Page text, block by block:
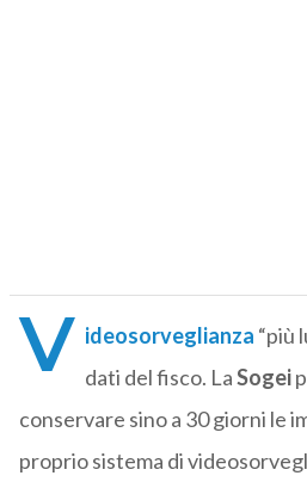
V ideosorveglianza “più
dati del fisco. LaSogei
conservare sino a 30 giorni le
proprio sistema di